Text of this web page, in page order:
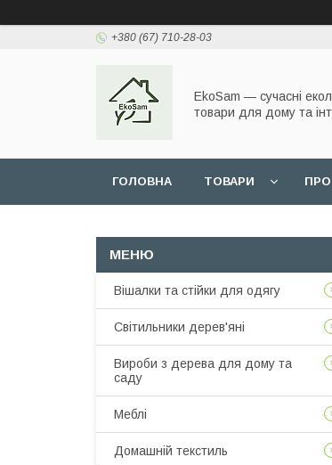
+380 (67) 710-28-03
EkoSam — сучасні
товари для дому та
ГОЛОВНА ТОВАРИ
Вішалки та стійки для одягу
Світильники дерев'яні
Вироби з дерева для дому та
саду
Меблі
Домашній текстиль